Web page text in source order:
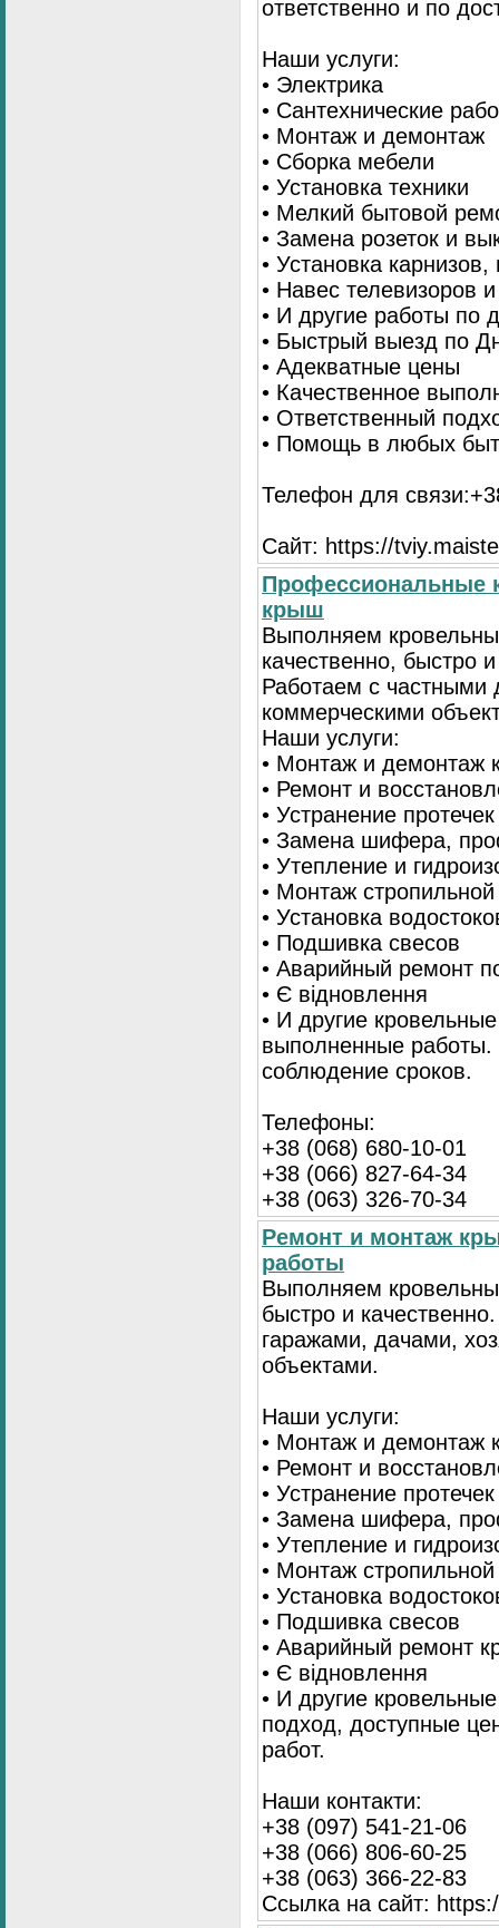
ответственно и по
Наши услуги:
• Электрика
• Сантехнические
• Монтаж и демонтаж
• Сборка мебели
• Установка техники
• Мелкий бытовой
• Замена розеток и
• Установка
• Навес телевизоров
• И другие работы по
• Быстрый выезд по
• Адекватные цены
• Качественное
• Ответственный
• Помощь в любых
Телефон для
Сайт: https://
Профессиональные
крыш
Выполняем
качественно, быстро
Работаем с
коммерческими
Наши услуги:
• Монтаж и демонтаж
• Ремонт и
• Устранение протечек
• Замена шифера,
• Утепление и
• Монтаж
• Установка
• Подшивка свесов
• Аварийный ремонт
• Є відновлення
• И другие
выполненные работы.
соблюдение сроков.
Телефоны:
+38 (068) 680-10-01
+38 (066) 827-64-34
+38 (063) 326-70-34
Ремонт и монтаж
работы
Выполняем
быстро и
гаражами, дачами,
объектами.
Наши услуги:
• Монтаж и демонтаж
• Ремонт и
• Устранение протечек
• Замена шифера,
• Утепление и
• Монтаж
• Установка
• Подшивка свесов
• Аварийный ремонт
• Є відновлення
• И другие
подход, доступные
работ.
Наши контакти:
+38 (097) 541-21-06
+38 (066) 806-60-25
+38 (063) 366-22-83
Ссылка на сайт: